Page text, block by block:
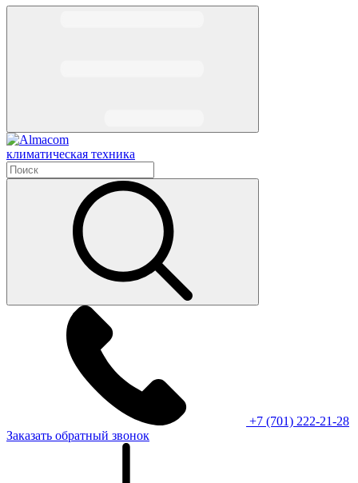
климатическая техника
+7 (701) 222-21-28
Заказать обратный звонок